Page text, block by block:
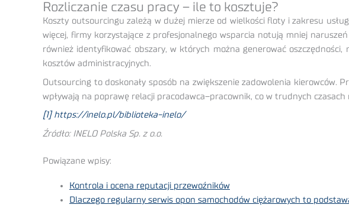
Rozliczanie czasu pracy – ile to kosztuje?
Koszty outsourcingu zależą w dużej mierze od wielkości floty i zakresu
więcej, firmy korzystające z profesjonalnego wsparcia notują mniej
również identyfikować obszary, w których można generować
kosztów administracyjnych.
Outsourcing to doskonały sposób na zwiększenie zadowolenia kierowców.
wpływają na poprawę relacji pracodawca–pracownik, co w trudnych
[1] https://inelo.pl/biblioteka-inelo/
Źródło: INELO Polska Sp. z o.o.
Powiązane wpisy:
Kontrola i ocena reputacji przewoźników
Dlaczego regularny serwis opon samochodów ciężarowych to